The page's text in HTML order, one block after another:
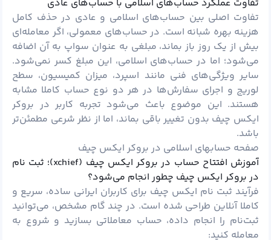
تفاوت عملکرد حساب‌های اسلامی با حساب‌های عادی
تفاوت اصلی بین حساب‌های اسلامی و عادی در حذف کامل
هزینه بهره شبانه است. در حساب‌های معمولی، اگر معامله‌ای
بیش از یک روز باز بماند، مبلغی به عنوان سواپ به آن اضافه
می‌شود؛ اما در حساب‌های اسلامی، این مبلغ کسر نمی‌شود.
سایر ویژگی‌های فنی مانند اسپرد، میزان کمیسیون، سطح
لوریج و اجرای سفارش‌ها در هر دو نوع حساب کاملا مشابه
هستند. این موضوع باعث می‌شود تجربه کاربر در بروکر
ایکس چیف بدون تغییر باقی بماند، اما از نظر شرعی مطمئن‌تر
باشد.
صفحه حسابهای اسلامی در بروکر ایکس چیف
آموزش افتتاح حساب در بروکر ایکس چیف (xchief)؛ ثبت‌ نام
در بروکر ایکس چیف چطور انجام می‌شود؟
فرآیند ثبت نام ایکس چیف برای کاربران ایرانی ساده، سریع و
کاملا آنلاین طراحی شده است. در چند گام مشخص، می‌توانید
ثبت‌نام را انجام داده، حساب معاملاتی بسازید و شروع به
معامله کنید: